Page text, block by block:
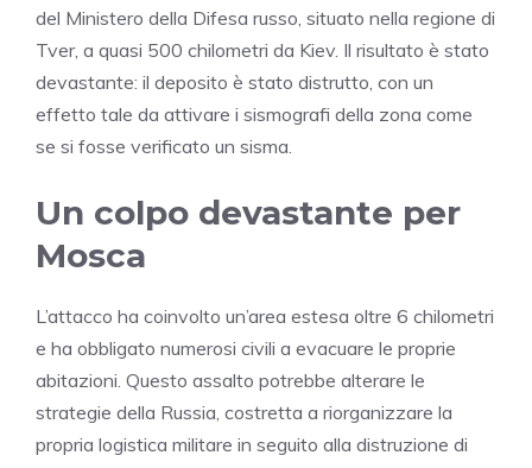
del Ministero della Difesa russo, situato nella regione di
Tver, a quasi 500 chilometri da Kiev. Il risultato è stato
devastante: il deposito è stato distrutto, con un
effetto tale da attivare i sismografi della zona come
se si fosse verificato un sisma.
Un colpo devastante per
Mosca
L’attacco ha coinvolto un’area estesa oltre 6 chilometri
e ha obbligato numerosi civili a evacuare le proprie
abitazioni. Questo assalto potrebbe alterare le
strategie della Russia, costretta a riorganizzare la
propria logistica militare in seguito alla distruzione di